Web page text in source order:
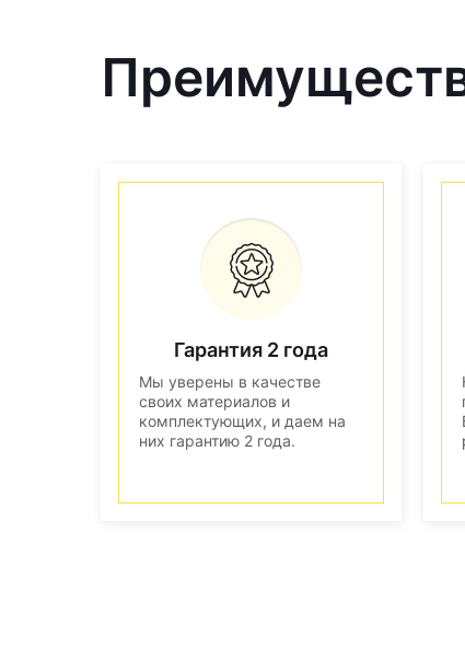
Гарантия 2 года
Мы уверены в качестве
своих материалов и
комплектующих, и даем на
них гарантию 2 года.